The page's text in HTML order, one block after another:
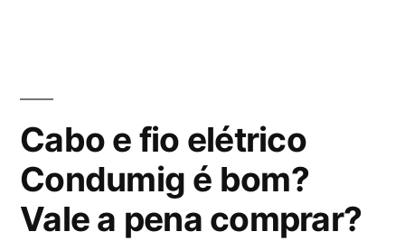
a
pena
comprar?”
Cabo e fio elétrico
Condumig é bom?
Vale a pena comprar?